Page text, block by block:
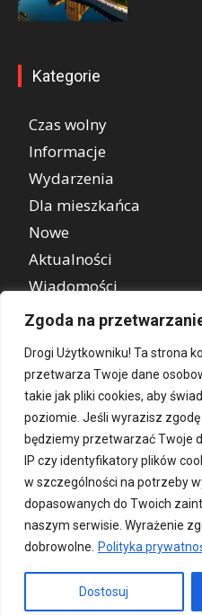
Zgoda na
Drogi Użytkowniku! Ta strona
przetwarza Twoje dane
takie jak pliki cookies, aby
poziomie. Jeśli wyrazisz zgodę
będziemy przetwarzać Twoje
IP czy identyfikatory plików
w szczególności na potrzeby
dopasowanych do Twoich
naszym serwisie. Wyrażenie
dobrowolne.
Polityka
Dostosuj
Kategorie
Czas wolny
Informacje
Wydarzenia
Dla mieszkańca
Nowe
Aktualności
Wiadomości
REKLAMA
Kontakt O nas Patronat medialny